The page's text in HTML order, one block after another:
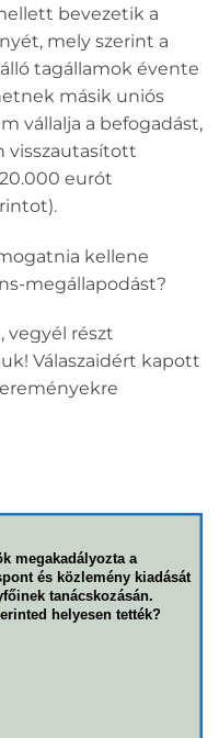
bevezetik a
mely szerint a
tagállamok évente
másik uniós
vállalja a befogadást,
visszautasított
eurót
kellene
megállapodást?
vegyél részt
Válaszaidért kapott
megakadályozta a
és közlemény kiadását
tanácskozásán.
helyesen tették?